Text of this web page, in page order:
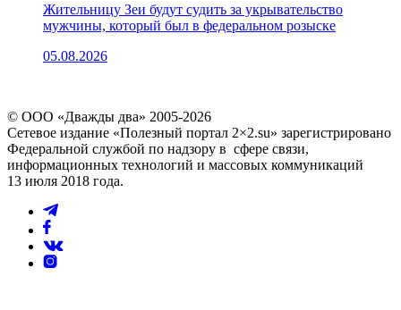
Жительницу Зеи будут судить за укрывательство
мужчины, который был в федеральном розыске
05.08.2026
© ООО «Дважды два» 2005-2026
Сетевое издание «Полезный портал 2×2.su» зарегистрировано
Федеральной службой по надзору в сфере связи,
информационных технологий и массовых коммуникаций
13 июля 2018 года.